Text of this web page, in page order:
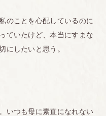
のことを心配しているのに
ていたけど、本当にすまな
にしたいと思う。
いつも母に素直になれない